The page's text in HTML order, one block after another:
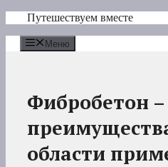
Перейти
содержимому
Путешествуем вместе
Меню
Фибробетон –
области